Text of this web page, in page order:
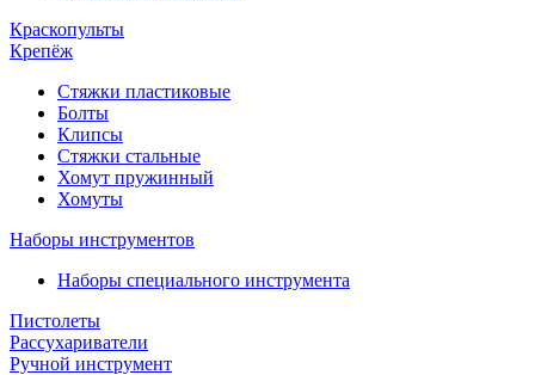
Краскопульты
Крепёж
Стяжки пластиковые
Болты
Клипсы
Стяжки стальные
Хомут пружинный
Хомуты
Наборы инструментов
Наборы специального инструмента
Пистолеты
Рассухариватели
Ручной инструмент